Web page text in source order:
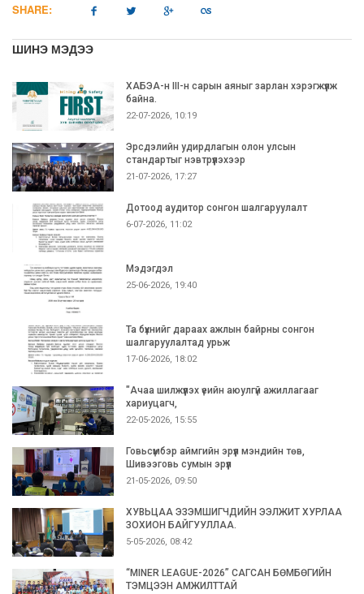
SHARE:
ШИНЭ МЭДЭЭ
ХАБЭА-н III-н сарын аяныг зарлан хэрэгжүүлж
байна.
22-07-2026, 10:19
Эрсдэлийн удирдлагын олон улсын
стандартыг нэвтрүүлэхээр
21-07-2026, 17:27
Дотоод аудитор сонгон шалгаруулалт
6-07-2026, 11:02
Мэдэгдэл
25-06-2026, 19:40
Та бүхнийг дараах ажлын байрны сонгон
шалгаруулалтад урьж
17-06-2026, 18:02
"Ачаа шилжүүлэх үеийн аюулгүй ажиллагааг
хариуцагч,
22-05-2026, 15:55
Говьсүмбэр аймгийн эрүүл мэндийн төв,
Шивээговь сумын эрүүл
21-05-2026, 09:50
ХУВЬЦАА ЭЗЭМШИГЧДИЙН ЭЭЛЖИТ ХУРЛАА
ЗОХИОН БАЙГУУЛЛАА.
5-05-2026, 08:42
“MINER LEAGUE-2026” САГСАН БӨМБӨГИЙН
ТЭМЦЭЭН АМЖИЛТТАЙ